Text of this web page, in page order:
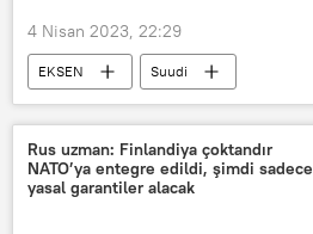
4 Nisan 2023, 22:29
EKSEN
Suudi
Suudi Arabistan
İran
Hüsnü Mahalli
Mısır
İbrahim Reisi
Körfez
Rus uzman: Finlandiya çoktandır
NATO’ya entegre edildi, şimdi sadece
yasal garantiler alacak